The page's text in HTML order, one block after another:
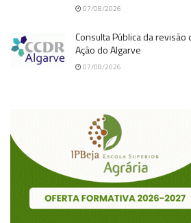
07/08/2026
Consulta Pública da
Ação do Algarve
07/08/2026